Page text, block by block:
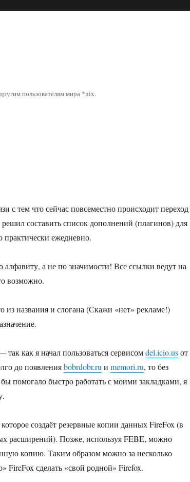
пользователям мира *nix.
с тем что сейчас повсеместно происходит переход
составить список дополнений (плагинов) для
практически ежедневно.
а не по значимости! Все ссылки ведут на
возможно.
названия и слогана (Скажи «нет» рекламе!)
так как я начал пользоваться сервисомdel.icio.usот
до появленияbobrdobr.ru и memori.ru, то без
помогало быстро работать с моими закладками, я
создаёт резервные копии данных FireFox (в
расширений). Позже, используя FEBE, можно
копию. Таким образом можно за несколько
FireFox сделать «свой родной» Firefox.